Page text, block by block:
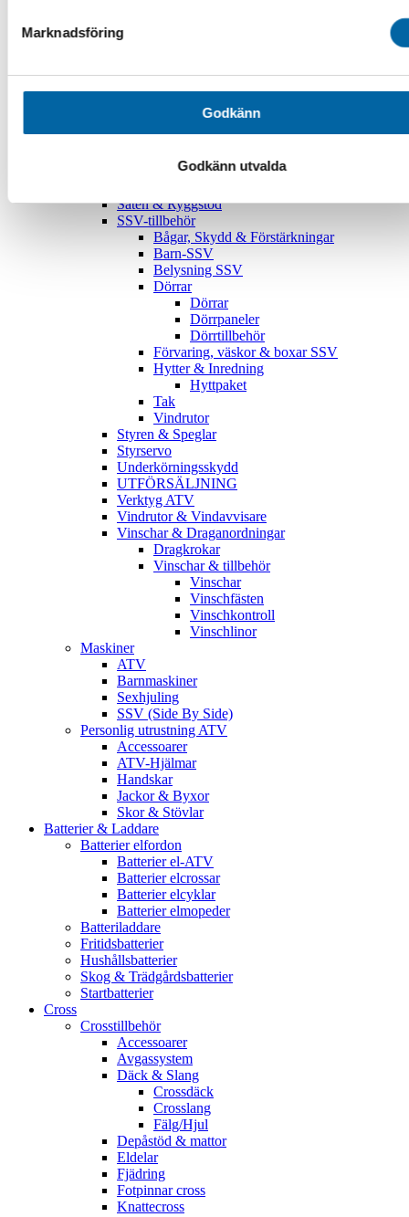
Marknadsföring
Godkänn
Godkänn utvalda
Förvaring i SSV
Fotpinnar & Fotstöd
Kapell ATV/SSV
Plogblad & Fästen
Plogblad
Säten & Ryggstöd
SSV-tillbehör
Bågar, Skydd & Förstärkningar
Barn-SSV
Belysning SSV
Dörrar
Dörrar
Dörrpaneler
Dörrtillbehör
Förvaring, väskor & boxar SSV
Hytter & Inredning
Hyttpaket
Tak
Vindrutor
Styren & Speglar
Styrservo
Underkörningsskydd
UTFÖRSÄLJNING
Verktyg ATV
Vindrutor & Vindavvisare
Vinschar & Draganordningar
Dragkrokar
Vinschar & tillbehör
Vinschar
Vinschfästen
Vinschkontroll
Vinschlinor
Maskiner
ATV
Barnmaskiner
Sexhjuling
SSV (Side By Side)
Personlig utrustning ATV
Accessoarer
ATV-Hjälmar
Handskar
Jackor & Byxor
Skor & Stövlar
Batterier & Laddare
Batterier elfordon
Batterier el-ATV
Batterier elcrossar
Batterier elcyklar
Batterier elmopeder
Batteriladdare
Fritidsbatterier
Hushållsbatterier
Skog & Trädgårdsbatterier
Startbatterier
Cross
Crosstillbehör
Accessoarer
Avgassystem
Däck & Slang
Crossdäck
Crosslang
Fälg/Hjul
Depåstöd & mattor
Eldelar
Fjädring
Fotpinnar cross
Knattecross